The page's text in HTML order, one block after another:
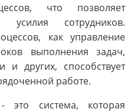
что позволяет
сотрудников.
как управление
выполнения задач,
и других, способствует
работе.
система, которая